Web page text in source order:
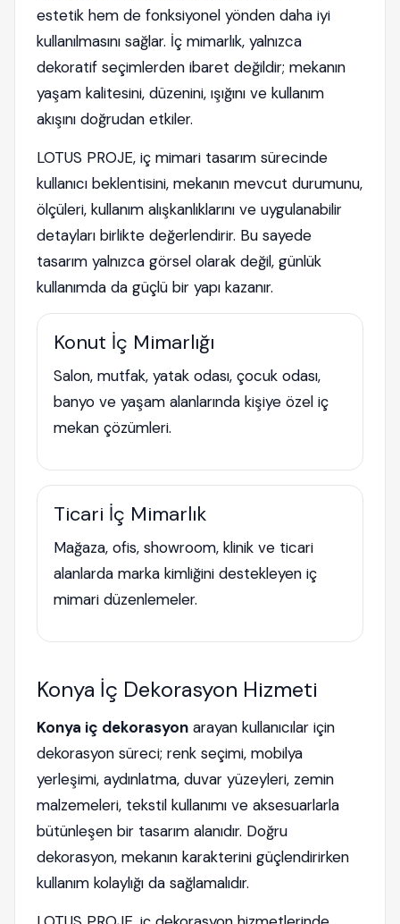
estetik hem de fonksiyonel yönden daha iyi
kullanılmasını sağlar. İç mimarlık, yalnızca
dekoratif seçimlerden ibaret değildir; mekanın
yaşam kalitesini, düzenini, ışığını ve kullanım
akışını doğrudan etkiler.
LOTUS PROJE, iç mimari tasarım sürecinde
kullanıcı beklentisini, mekanın mevcut durumunu,
ölçüleri, kullanım alışkanlıklarını ve uygulanabilir
detayları birlikte değerlendirir. Bu sayede
tasarım yalnızca görsel olarak değil, günlük
kullanımda da güçlü bir yapı kazanır.
Konut İç Mimarlığı
Salon, mutfak, yatak odası, çocuk odası,
banyo ve yaşam alanlarında kişiye özel iç
mekan çözümleri.
Ticari İç Mimarlık
Mağaza, ofis, showroom, klinik ve ticari
alanlarda marka kimliğini destekleyen iç
mimari düzenlemeler.
Konya İç Dekorasyon Hizmeti
Konya iç dekorasyon arayan kullanıcılar için
dekorasyon süreci; renk seçimi, mobilya
yerleşimi, aydınlatma, duvar yüzeyleri, zemin
malzemeleri, tekstil kullanımı ve aksesuarlarla
bütünleşen bir tasarım alanıdır. Doğru
dekorasyon, mekanın karakterini güçlendirirken
kullanım kolaylığı da sağlamalıdır.